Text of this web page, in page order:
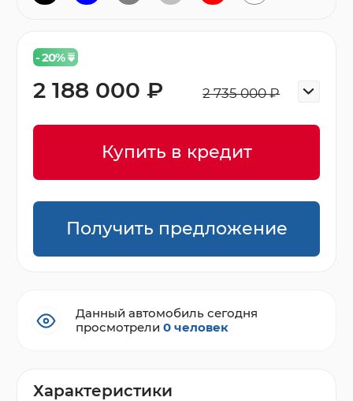
Характеристики
- 20%
2 735 000 ₽
2 188 000 ₽
Купить в кредит
Получить предложение
Данный автомобиль сегодня
просмотрели0 человек